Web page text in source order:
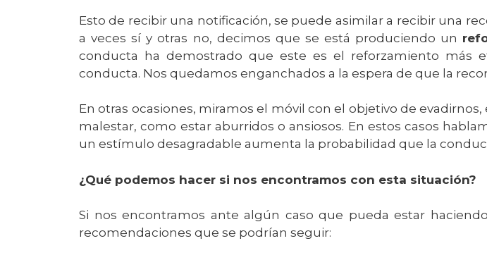
Esto de recibir una notificación, se puede asimilar a recibir una
a veces sí y otras no, decimos que se está produciendo un
conducta ha demostrado que este es el reforzamiento más
conducta. Nos quedamos enganchados a la espera de que la
En otras ocasiones, miramos el móvil con el objetivo de
malestar, como estar aburridos o ansiosos. En estos casos
un estímulo desagradable aumenta la probabilidad que la
¿Qué podemos hacer si nos encontramos con esta situación?
Si nos encontramos ante algún caso que pueda estar
recomendaciones que se podrían seguir: